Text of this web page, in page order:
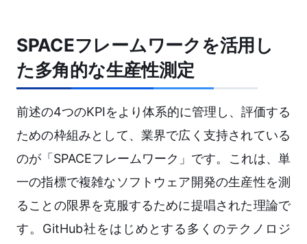
SPACEフレームワークを活用し
た多角的な生産性測定
前述の4つのKPIをより体系的に管理し、評価する
ための枠組みとして、業界で広く支持されている
のが「SPACEフレームワーク」です。これは、単
一の指標で複雑なソフトウェア開発の生産性を測
ることの限界を克服するために提唱された理論で
す。GitHub社をはじめとする多くのテクノロジ